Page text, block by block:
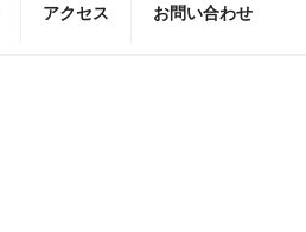
アクセス お問い合わせ